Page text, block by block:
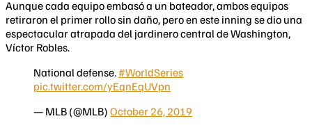
Aunque cada equipo embasó a un bateador, ambos equipos
retiraron el primer rollo sin daño, pero en este inning se dio una
espectacular atrapada del jardinero central de Washington,
Víctor Robles.
National defense. #WorldSeries
pic.twitter.com/yEqnEqUVpn
— MLB (@MLB) October 26, 2019